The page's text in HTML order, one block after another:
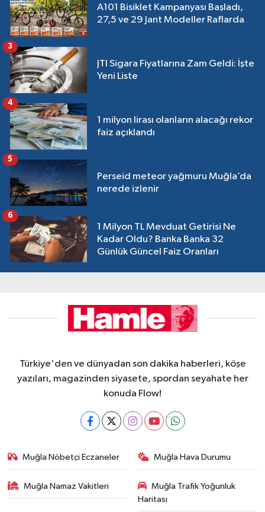
A101 Bisiklet Kampanyası Başladı,
27,5 ve 29 Jant Modeller Raflarda
JTI Sigara Fiyatlarına Zam Geldi: İşte
Yeni Liste
3
1 milyon lirası olanların alacağı rekor
faiz açıklandı
4
Perseid meteor yağmuru Muğla’da
nerede izlenir
5
1 Milyon TL Mevduat Getirisi Ne
Kadar Oldu? Banka Banka 32
Günlük Güncel Faiz Oranları
6
Türkiye'den ve dünyadan son dakika haberleri, köşe
yazıları, magazinden siyasete, spordan seyahate her
konuda Flow!
Muğla Nöbetçi Eczaneler Muğla Hava Durumu
Muğla Namaz Vakitleri
Muğla Trafik Yoğunluk
Haritası